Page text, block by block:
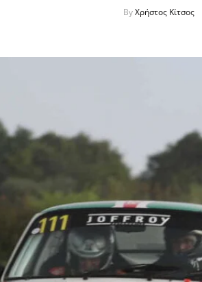
ByΧρήστος Κίτσος